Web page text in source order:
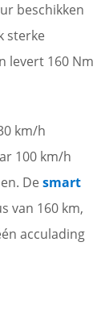
beschikken
sterke
levert 160 Nm
km/h
100 km/h
De smart
van 160 km,
acculading